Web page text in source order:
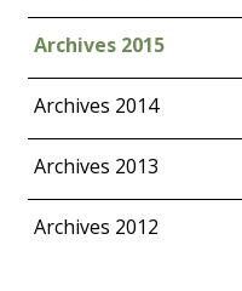
Archives 2015
Archives 2014
Archives 2013
Archives 2012